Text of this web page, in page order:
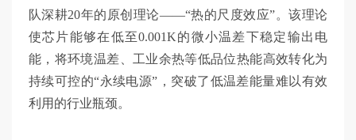
队深耕20年的原创理论——“热的尺度效应”。该理论
使芯片能够在低至0.001K的微小温差下稳定输出电
能，将环境温差、工业余热等低品位热能高效转化为
持续可控的“永续电源”，突破了低温差能量难以有效
利用的行业瓶颈。